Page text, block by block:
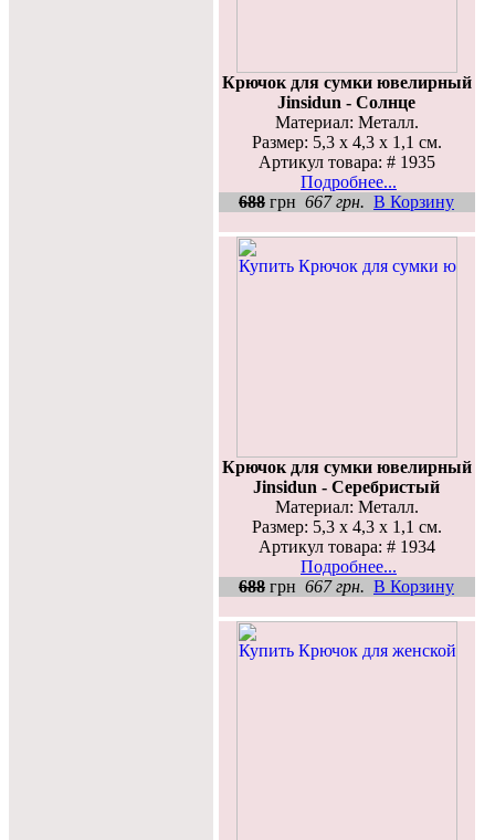
Крючок для сумки ювелирный
Jinsidun - Солнце
Материал: Металл.
Размер: 5,3 x 4,3 x 1,1 см.
Артикул товара: # 1935
Подробнее...
688 грн 667 грн. В Корзину
Крючок для сумки ювелирный
Jinsidun - Серебристый
Материал: Металл.
Размер: 5,3 x 4,3 x 1,1 см.
Артикул товара: # 1934
Подробнее...
688 грн 667 грн. В Корзину